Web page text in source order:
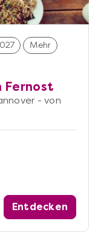
Mehr
Fernost
- von
Entdecken